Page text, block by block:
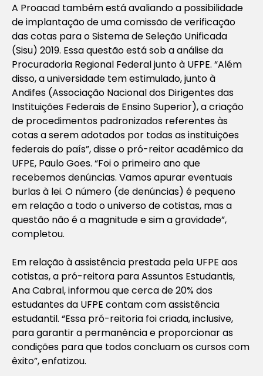
A Proacad também está avaliando a possibilidade
de implantação de uma comissão de verificação
das cotas para o Sistema de Seleção Unificada
(Sisu) 2019. Essa questão está sob a análise da
Procuradoria Regional Federal junto à UFPE. “Além
disso, a universidade tem estimulado, junto à
Andifes (Associação Nacional dos Dirigentes das
Instituições Federais de Ensino Superior), a criação
de procedimentos padronizados referentes às
cotas a serem adotados por todas as instituições
federais do país”, disse o pró-reitor acadêmico da
UFPE, Paulo Goes. “Foi o primeiro ano que
recebemos denúncias. Vamos apurar eventuais
burlas à lei. O número (de denúncias) é pequeno
em relação a todo o universo de cotistas, mas a
questão não é a magnitude e sim a gravidade”,
completou.
Em relação à assistência prestada pela UFPE aos
cotistas, a pró-reitora para Assuntos Estudantis,
Ana Cabral, informou que cerca de 20% dos
estudantes da UFPE contam com assistência
estudantil. “Essa pró-reitoria foi criada, inclusive,
para garantir a permanência e proporcionar as
condições para que todos concluam os cursos com
êxito”, enfatizou.